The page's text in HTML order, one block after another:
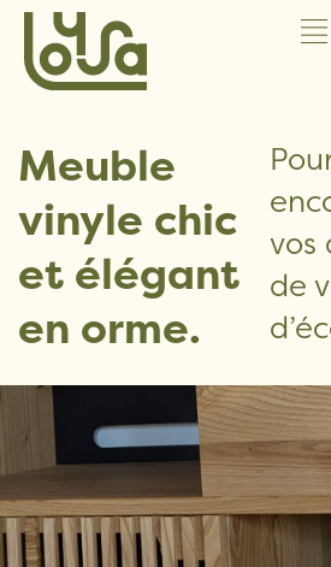
Meuble
vinyle chic
et élégant
en orme.
vos
de